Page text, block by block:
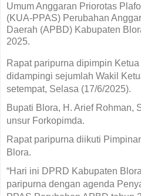
Umum Anggaran Priorotas
(KUA-PPAS) Perubahan
Daerah (APBD) Kabupaten
2025.
Rapat paripurna dipimpin
didampingi sejumlah Wakil
setempat, Selasa (17/6/2025).
Bupati Blora, H. Arief Rohman,
unsur Forkopimda.
Rapat paripurna diikuti
Blora.
“Hari ini DPRD Kabupaten
paripurna dengan agenda